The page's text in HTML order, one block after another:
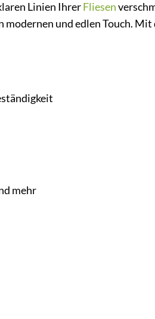
Linien IhrerFliesen
und edlen Touch. Mit
mehr